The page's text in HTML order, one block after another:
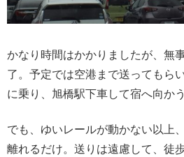
かなり時間はかかりましたが、無
了。予定では空港まで送ってもら
に乗り、旭橋駅下車して宿へ向か
でも、ゆいレールが動かない以上
離れるだけ。送りは遠慮して、徒